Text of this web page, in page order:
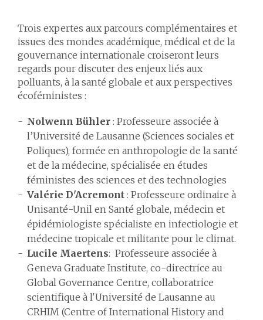
Trois expertes aux parcours complémentaires et
issues des mondes académique, médical et de la
gouvernance internationale croiseront leurs
regards pour discuter des enjeux liés aux
polluants, à la santé globale et aux perspectives
écoféministes :
Nolwenn Bühler : Professeure associée à
l’Université de Lausanne (Sciences sociales et
Poliques), formée en anthropologie de la santé
et de la médecine, spécialisée en études
féministes des sciences et des technologies
Valérie D'Acremont : Professeure ordinaire à
Unisanté-Unil en Santé globale, médecin et
épidémiologiste spécialiste en infectiologie et
médecine tropicale et militante pour le climat.
Lucile Maertens: Professeure associée à
Geneva Graduate Institute, co-directrice au
Global Governance Centre, collaboratrice
scientifique à l'Université de Lausanne au
CRHIM (Centre of International History and